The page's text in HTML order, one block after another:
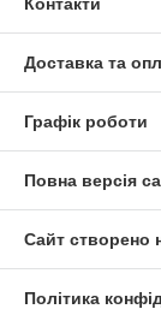
Доставка та
Графік роботи
Повна версія
Сайт створено
Політика